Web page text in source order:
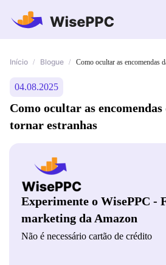
Início / Blogue / Como ocultar as encomendas
04.08.2025
Como ocultar as encomendas
tornar estranhas
Experimente o WisePPC -
marketing da Amazon
Não é necessário cartão de crédito